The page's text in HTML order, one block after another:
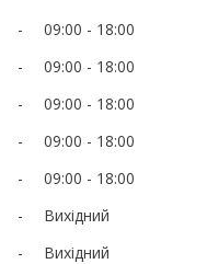
09:00
18:00
09:00
18:00
09:00
18:00
09:00
18:00
09:00
18:00
Вихідний
Вихідний